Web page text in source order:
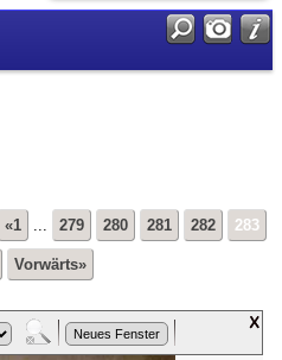
«1 ... 279 280 281 282 283
Vorwärts»